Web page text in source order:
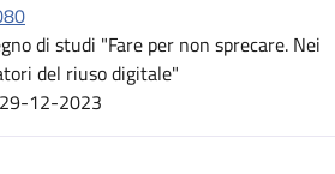
di studi "Fare per non sprecare. Nei
del riuso digitale"
29-12-2023